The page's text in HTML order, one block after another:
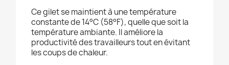
Ce gilet se maintient à une température
constante de 14°C (58°F), quelle que soit la
température ambiante. Il améliore la
productivité des travailleurs tout en évitant
les coups de chaleur.